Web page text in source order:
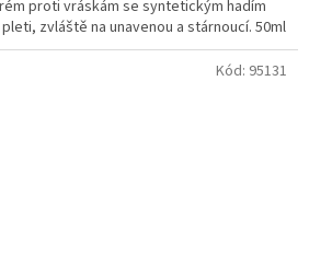
proti vráskám se syntetickým hadím
zvláště na unavenou a stárnoucí. 50ml
Kód: 95131